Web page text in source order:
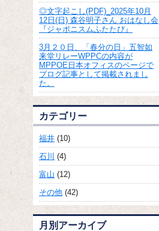
◎文字起こし(PDF)_2025年10月
12日(日) 森谷明子さん おはなし会
『ジャポニスムふたたび』
3月２０日、「春分の日」五智如
来堂リレーWPPCの内容が
MPPOE日本オフィスのページで
ブログ記事として掲載されまし
た。
カテゴリー
福井 (10)
石川 (4)
富山 (12)
その他 (42)
月別アーカイブ